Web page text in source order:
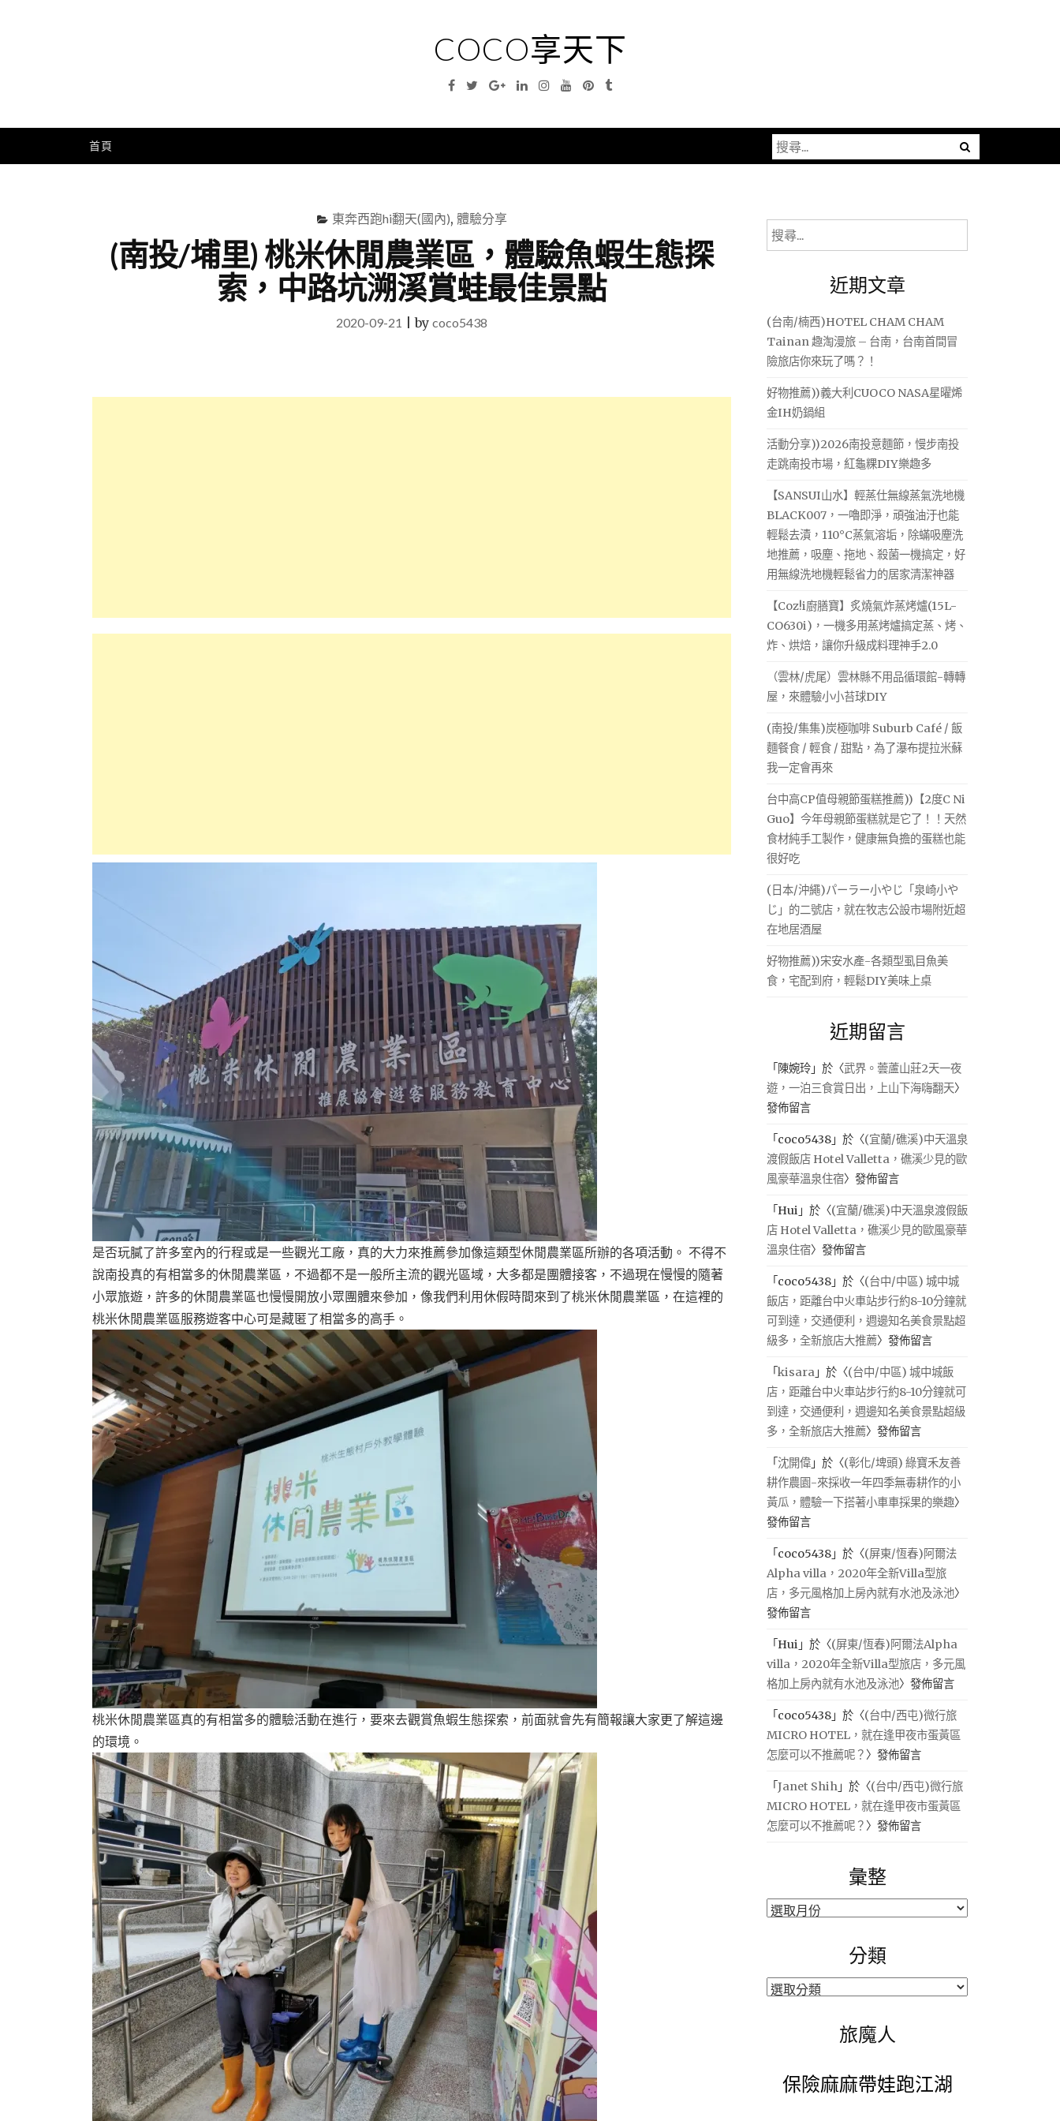
COCO享天下
Facebook
TwitterGoogleLinkedinInstagramYouTubePinterest
Tumblr
首頁
搜
尋
字:
東奔西跑hi翻天(國內), 體驗分享
(南投/埔里) 桃米休閒農業區，體驗魚蝦生態探
索，中路坑溯溪賞蛙最佳景點
2020-09-21 |by coco5438
是否玩膩了許多室內的行程或是一些觀光工廠，真的大力來推薦參加像這類型休閒農業區所辦的各項活動。 不得不
說南投真的有相當多的休閒農業區，不過都不是一般所主流的觀光區域，大多都是團體接客，不過現在慢慢的隨著
小眾旅遊，許多的休閒農業區也慢慢開放小眾團體來參加，像我們利用休假時間來到了桃米休閒農業區，在這裡的
桃米休閒農業區服務遊客中心可是藏匿了相當多的高手。
桃米休閒農業區真的有相當多的體驗活動在進行，要來去觀賞魚蝦生態探索，前面就會先有簡報讓大家更了解這邊
的環境。
搜
尋
近期文章
(台南/楠西)HOTEL CHAM CHAM
Tainan 趣淘漫旅 – 台南，台南首間冒
險旅店你來玩了嗎？！
好物推薦))義大利CUOCO NASA星曜烯
金IH奶鍋組
活動分享))2026南投意麵節，慢步南投
走跳南投市場，紅龜粿DIY樂趣多
【SANSUI山水】輕蒸仕無線蒸氣洗地機
BLACK007，一嚕即淨，頑強油汙也能
輕鬆去漬，110°C蒸氣溶垢，除蟎吸塵洗
地推薦，吸塵、拖地、殺菌一機搞定，好
用無線洗地機輕鬆省力的居家清潔神器
【Coz!i廚膳寶】炙燒氣炸蒸烤爐(15L-
CO630i)，一機多用蒸烤爐搞定蒸、烤、
炸、烘焙，讓你升級成料理神手2.0
（雲林/虎尾）雲林縣不用品循環館-轉轉
屋，來體驗小小苔球DIY
(南投/集集)炭極咖啡 Suburb Café / 飯
麵餐食 / 輕食 / 甜點，為了瀑布提拉米蘇
我一定會再來
台中高CP值母親節蛋糕推薦))【2度C Ni
Guo】今年母親節蛋糕就是它了！！天然
食材純手工製作，健康無負擔的蛋糕也能
很好吃
(日本/沖繩)パーラー小やじ「泉崎小や
じ」的二號店，就在牧志公設市場附近超
在地居酒屋
好物推薦))宋安水產-各類型虱目魚美
食，宅配到府，輕鬆DIY美味上桌
近期留言
「 陳婉玲 」於〈武界。蕓蘆山莊2天一夜
遊，一泊三食賞日出，上山下海嗨翻天〉
發佈留言
「 coco5438 」於〈(宜蘭/礁溪)中天溫泉
渡假飯店 Hotel Valletta，礁溪少見的歐
風豪華溫泉住宿〉發佈留言
「Hui 」於〈(宜蘭/礁溪)中天溫泉渡假飯
店 Hotel Valletta，礁溪少見的歐風豪華
溫泉住宿〉發佈留言
「 coco5438 」於〈(台中/中區) 城中城
飯店，距離台中火車站步行約8-10分鐘就
可到達，交通便利，週邊知名美食景點超
級多，全新旅店大推薦〉發佈留言
「kisara 」於〈(台中/中區) 城中城飯
店，距離台中火車站步行約8-10分鐘就可
到達，交通便利，週邊知名美食景點超級
多，全新旅店大推薦〉發佈留言
「沈開偉 」於〈(彰化/埤頭) 綠寶禾友善
耕作農園-來採收一年四季無毒耕作的小
黃瓜，體驗一下搭著小車車採果的樂趣〉
發佈留言
「 coco5438 」於〈(屏東/恆春)阿爾法
Alpha villa，2020年全新Villa型旅
店，多元風格加上房內就有水池及泳池〉
發佈留言
「Hui 」於〈(屏東/恆春)阿爾法Alpha
villa，2020年全新Villa型旅店，多元風
格加上房內就有水池及泳池〉發佈留言
「 coco5438 」於〈(台中/西屯)微行旅
MICRO HOTEL，就在逢甲夜市蛋黃區
怎麼可以不推薦呢？ 〉發佈留言
「Janet Shih 」於〈(台中/西屯)微行旅
MICRO HOTEL，就在逢甲夜市蛋黃區
怎麼可以不推薦呢？ 〉發佈留言
彙整
彙
分類
分
旅魔人
保險麻麻帶娃跑江湖